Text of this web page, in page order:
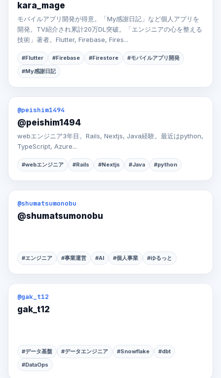
kara_mage
モバイルアプリ開発が得意。「My感謝日記」など個人アプリを
開発。TV紹介され累計20万DL突破。「エンジニアの心を整える
技術」著者。Flutter, Firebase, Fires...
#Flutter #Firebase #Firestore
#モバイルアプリ開発
#My感謝日記
@peishim1494
@peishim1494
webエンジニア3年目。Rails, Nextjs, Java経験。最近はpython,
TypeScript, Azure...
#webエンジニア #Rails #Nextjs #Java #python
@shumatsumonobu
@shumatsumonobu
#エンジニア #事業運営 #AI #個人事業 #ゆるっと
@gak_t12
gak_t12
#データ基盤 #データエンジニア #Snowflake
#dbt
#DataOps